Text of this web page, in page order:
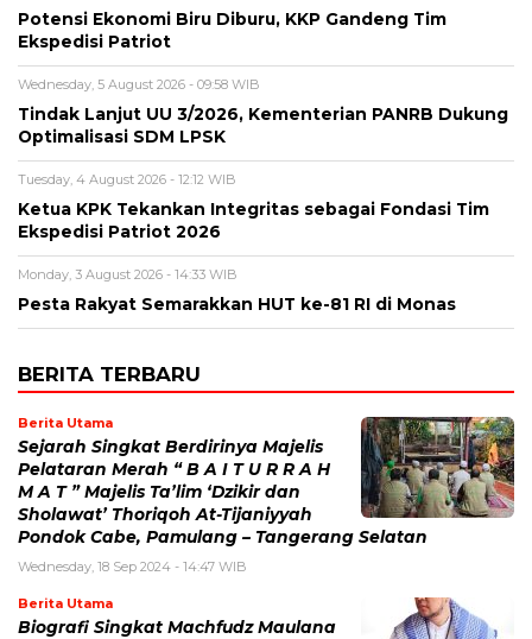
Potensi Ekonomi Biru Diburu, KKP Gandeng Tim
Ekspedisi Patriot
Wednesday, 5 August 2026 - 09:58 WIB
Tindak Lanjut UU 3/2026, Kementerian PANRB Dukung
Optimalisasi SDM LPSK
Tuesday, 4 August 2026 - 12:12 WIB
Ketua KPK Tekankan Integritas sebagai Fondasi Tim
Ekspedisi Patriot 2026
Monday, 3 August 2026 - 14:33 WIB
Pesta Rakyat Semarakkan HUT ke-81 RI di Monas
BERITA TERBARU
Berita Utama
Sejarah Singkat Berdirinya Majelis
Pelataran Merah “ B A I T U R R A H
M A T ” Majelis Ta’lim ‘Dzikir dan
Sholawat’ Thoriqoh At-Tijaniyyah
Pondok Cabe, Pamulang – Tangerang Selatan
Wednesday, 18 Sep 2024 - 14:47 WIB
Berita Utama
Biografi Singkat Machfudz Maulana